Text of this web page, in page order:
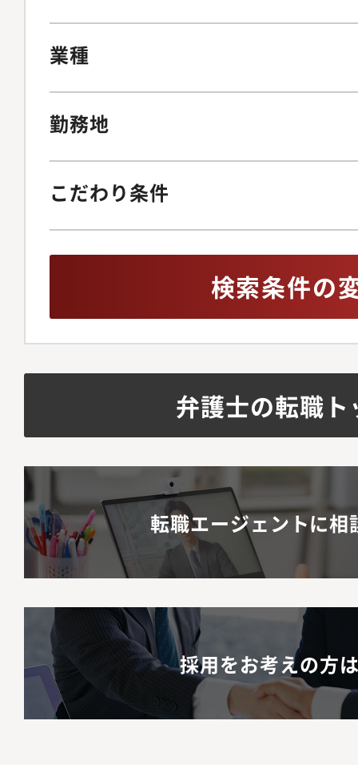
業種
勤務地
こだわり条件
検索条件の
弁護士の転職ト
転職エージェントに相
採用をお考えの方